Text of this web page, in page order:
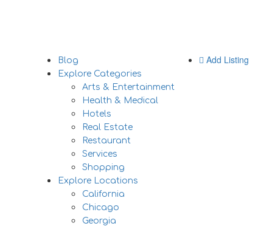
Add Listing
Blog
Explore Categories
Arts & Entertainment
Health & Medical
Hotels
Real Estate
Restaurant
Services
Shopping
Explore Locations
California
Chicago
Georgia